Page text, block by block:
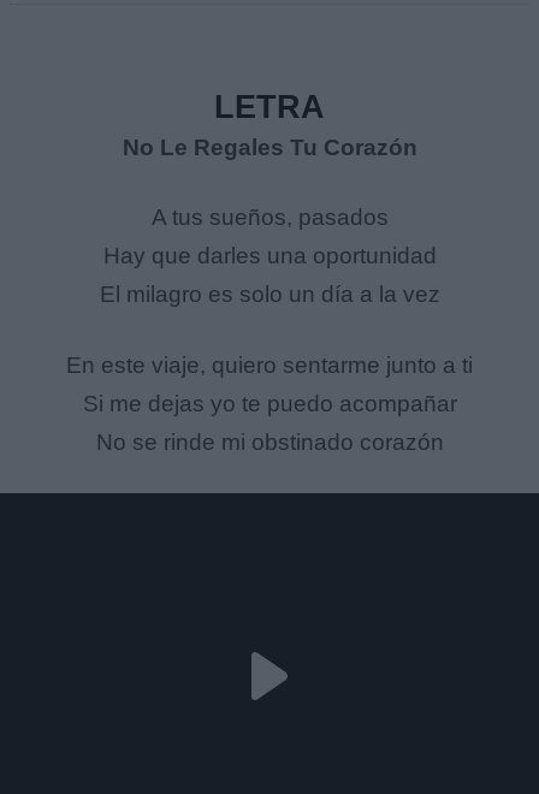
LETRA
No Le Regales Tu Corazón
A tus sueños, pasados
Hay que darles una oportunidad
El milagro es solo un día a la vez
En este viaje, quiero sentarme junto a ti
Si me dejas yo te puedo acompañar
No se rinde mi obstinado corazón